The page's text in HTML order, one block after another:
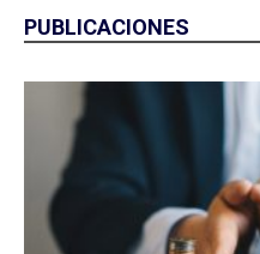
PUBLICACIONES